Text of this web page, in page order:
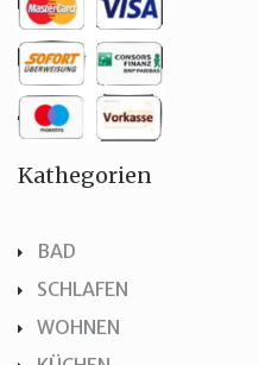
Kathegorien
BAD
SCHLAFEN
WOHNEN